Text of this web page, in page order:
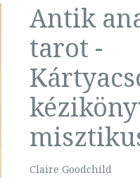
Antik
tarot -
Claire Goodchild